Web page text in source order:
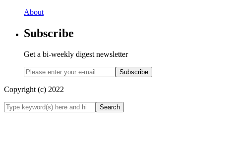
About
Subscribe
Get a bi-weekly digest newsletter
Subscribe
Copyright (c) 2022